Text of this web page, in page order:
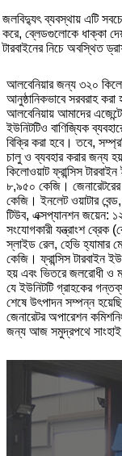
জলবিদ্যুৎ ব্যবস্থায় এটি
করে, ব্লেডগুলোকে ধাক্কা
টারবাইনের নিচে অবস্থিত
আলবেনিয়ার জন্য ৩২০
আনুষ্ঠানিকভাবে সরবরাহ
আলবেনিয়ায় আমাদের
ইউনিটটিও বাণিজ্যিক
বিক্রি করা হবে। তবে,
চালু ও ব্যবহার করার জন্য
কিলোওয়াট ফ্রান্সিস
৮,৯৫০ কেজি।
কেজি। ইনলেট ওয়াটার
টিউব, এক্সপ্যানশন জয়েন:
সংযোগকারী যন্ত্রাংশ
স্লাইড রেল, হেভি হ্যামার
কেজি। ফ্রান্সিস টারবাইন
হয় এবং ভিতরে জলরোধী ও
যে ইউনিটটি গ্রাহকের
শেষে উৎপাদন সম্পন্ন
জেনারেটর অপারেশন
জন্য আজ সমুদ্রপথে সাংহাই